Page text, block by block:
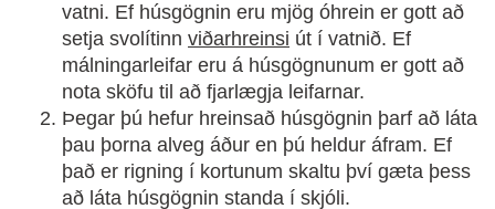
vatni. Ef húsgögnin eru mjög óhrein er gott að
setja svolítinn viðarhreinsi út í vatnið. Ef
málningarleifar eru á húsgögnunum er gott að
nota sköfu til að fjarlægja leifarnar.
Þegar þú hefur hreinsað húsgögnin þarf að láta
þau þorna alveg áður en þú heldur áfram. Ef
það er rigning í kortunum skaltu því gæta þess
að láta húsgögnin standa í skjóli.